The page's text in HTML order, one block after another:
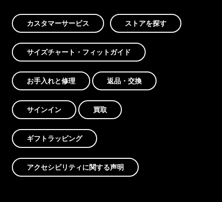
カスタマーサービス ストアを探す
サイズチャート・フィットガイド
お手入れと修理 返品・交換
サインイン 買取
ギフトラッピング
アクセシビリティに関する声明